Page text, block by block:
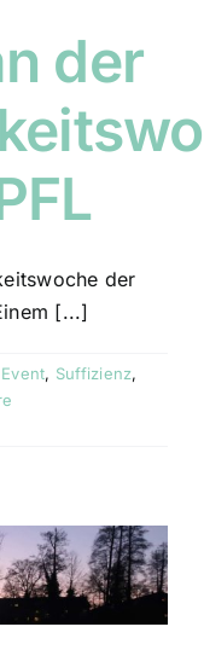
der
der
[...]
Event, Suffizienz,